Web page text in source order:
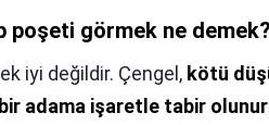
poşeti görmek ne demek?
iyi değildir. Çengel, kötü
bir adama işaretle tabir olunur